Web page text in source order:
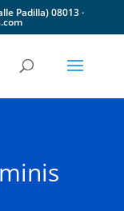
Padilla) 08013 ·